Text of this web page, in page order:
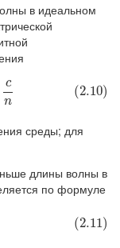
в идеальном
c
n
(2.10)
среды; для
длины волны в
по формуле
(2.11)